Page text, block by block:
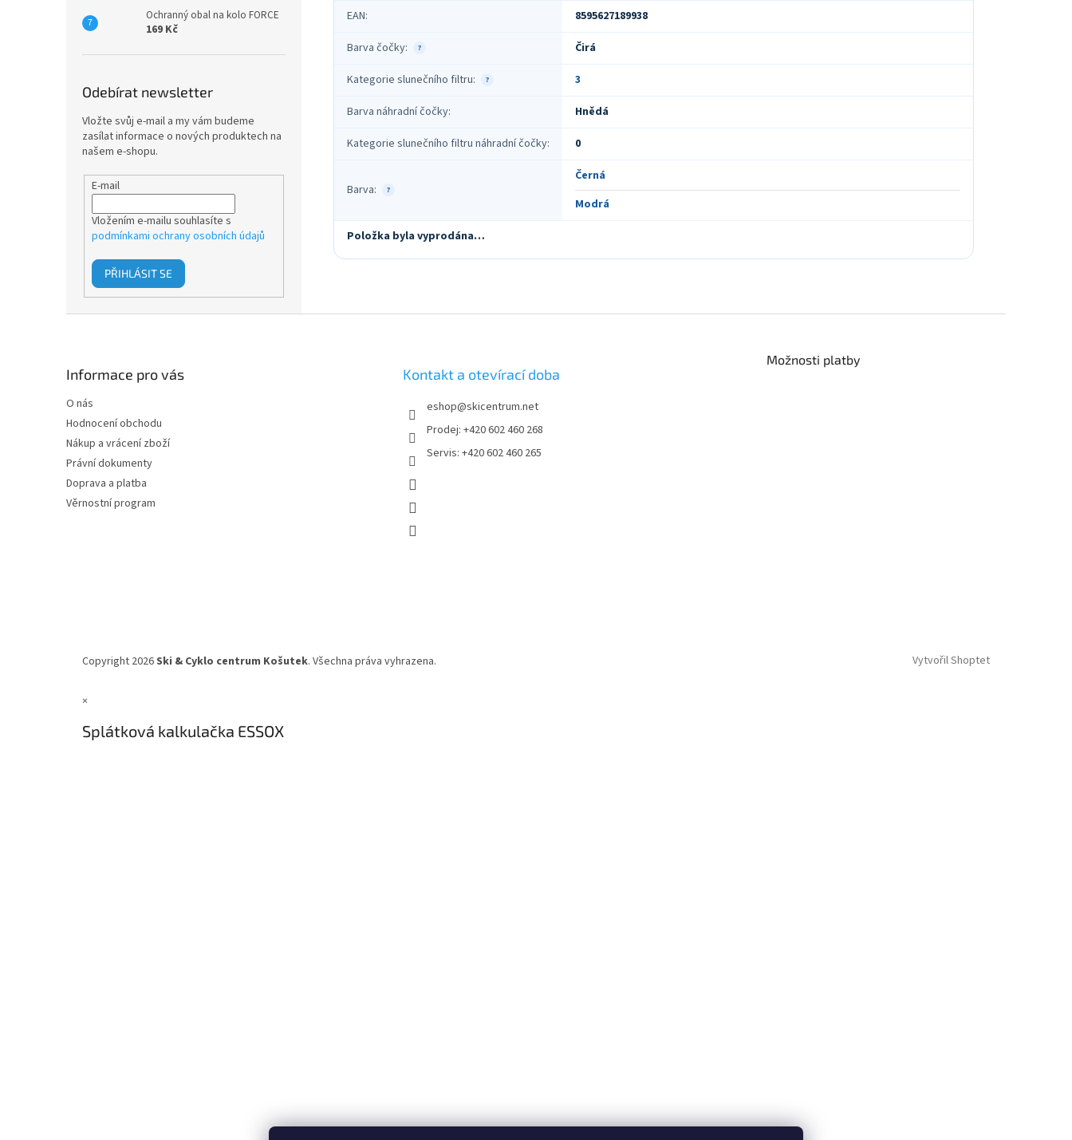
Ochranný obal na kolo FORCE
169 Kč
Odebírat newsletter
Vložte svůj e-mail a my vám budeme
zasílat informace o nových produktech na
našem e-shopu.
E-mail
Vložením e-mailu souhlasíte s
podmínkami ochrany osobních údajů
PŘIHLÁSIT SE
EAN: 8595627189938
?
Barva čočky: Čirá
?
Kategorie slunečního filtru:
3
Barva náhradní čočky:
Hnědá
Kategorie slunečního filtru náhradní čočky: 0
?
Barva:
Černá
Modrá
Položka byla vyprodána…
Informace pro vás
O nás
Hodnocení obchodu
Nákup a vrácení zboží
Právní dokumenty
Doprava a platba
Věrnostní program
Kontakt a otevírací doba
eshop@skicentrum.net
Prodej: +420 602 460 268
Servis: +420 602 460 265
Možnosti platby
Vytvořil Shoptet
Copyright 2026Ski & Cyklo centrum Košutek. Všechna práva vyhrazena.
×
Splátková kalkulačka ESSOX